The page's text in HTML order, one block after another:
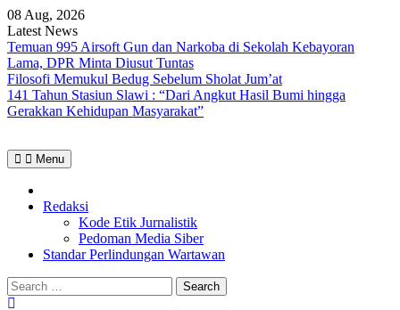
Skip
to
content
08 Aug, 2026
Latest News
Temuan 995 Airsoft Gun dan Narkoba di Sekolah Kebayoran
Lama, DPR Minta Diusut Tuntas
Filosofi Memukul Bedug Sebelum Sholat Jum’at
141 Tahun Stasiun Slawi : “Dari Angkut Hasil Bumi hingga
Gerakkan Kehidupan Masyarakat”
Menu
Redaksi
Kode Etik Jurnalistik
Pedoman Media Siber
Standar Perlindungan Wartawan
Search
for: